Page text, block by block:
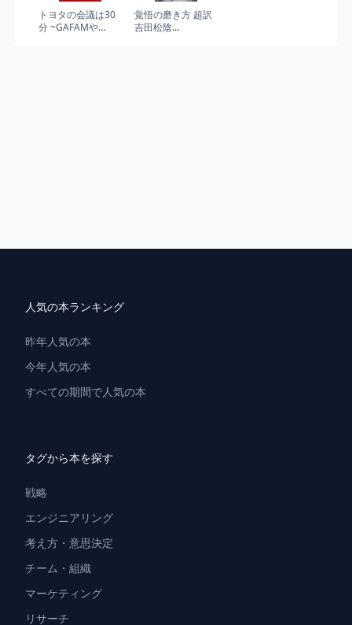
トヨタの会議は30
分 ~GAFAMや
覚悟の磨き方 超訳
吉田松陰
人気の本ランキング
昨年人気の本
今年人気の本
すべての期間で人気の本
タグから本を探す
戦略
エンジニアリング
考え方・意思決定
チーム・組織
マーケティング
リサーチ